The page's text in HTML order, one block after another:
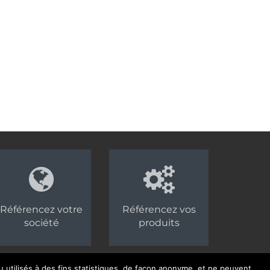
Référencez votre
société
Référencez vos
produits